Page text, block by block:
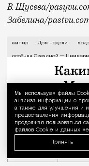
Мы используем файлы
анализа информации о
а также для улучшения и
предоставления
продолжая пользоваться
файлов Cookie и данных
Принять
В. Щусева/
Забелина/
История
ампир Дом недели
особняк Свечиной —